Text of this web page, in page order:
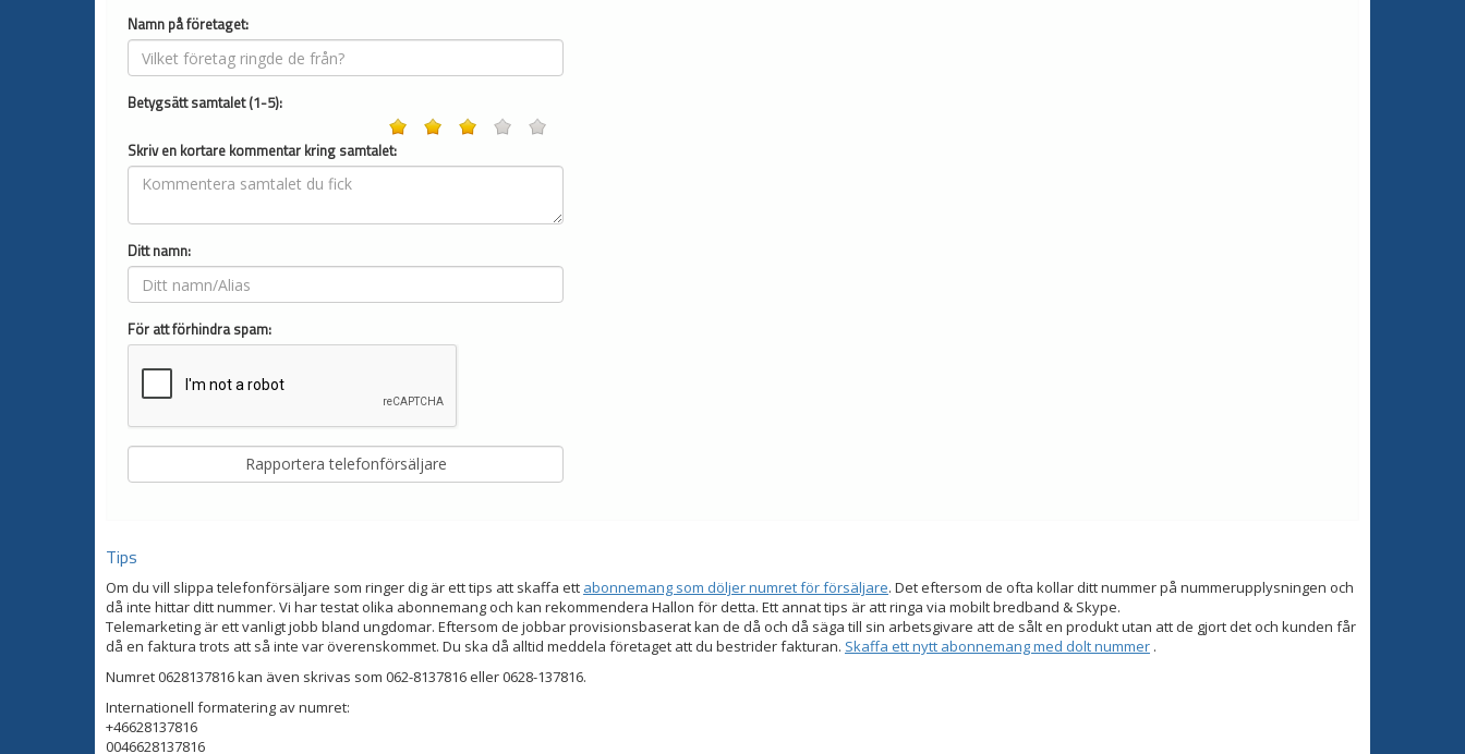
Namn på företaget:
Betygsätt samtalet (1-5):
Skriv en kortare kommentar kring samtalet:
Ditt namn:
För att förhindra spam:
Tips
Om du vill slippa telefonförsäljare som ringer dig är ett tips att skaffa ett abonnemang som döljer numret för försäljare. Det eftersom de ofta kollar ditt nummer på nummerupplysningen och
då inte hittar ditt nummer. Vi har testat olika abonnemang och kan rekommendera Hallon för detta. Ett annat tips är att ringa via mobilt bredband & Skype.
Telemarketing är ett vanligt jobb bland ungdomar. Eftersom de jobbar provisionsbaserat kan de då och då säga till sin arbetsgivare att de sålt en produkt utan att de gjort det och kunden får
då en faktura trots att så inte var överenskommet. Du ska då alltid meddela företaget att du bestrider fakturan. Skaffa ett nytt abonnemang med dolt nummer .
Numret 0628137816 kan även skrivas som 062-8137816 eller 0628-137816.
Internationell formatering av numret:
+46628137816
0046628137816